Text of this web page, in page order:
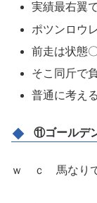
実績最右翼
ポツンロウ
前走は状態〇
そこ同斤で
普通に考え
⑪ゴールデ
ｗ ｃ 馬なりで